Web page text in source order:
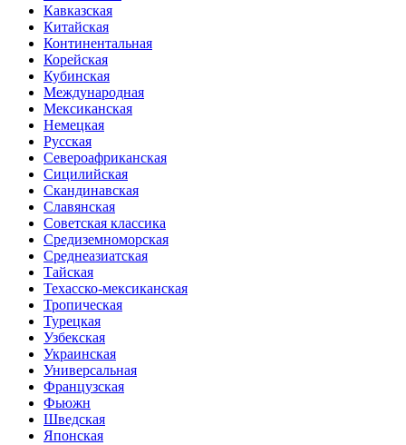
Кавказская
Китайская
Континентальная
Корейская
Кубинская
Международная
Мексиканская
Немецкая
Русская
Североафриканская
Сицилийская
Скандинавская
Славянская
Советская классика
Средиземноморская
Среднеазиатская
Тайская
Техасско-мексиканская
Тропическая
Турецкая
Узбекская
Украинская
Универсальная
Французская
Фьюжн
Шведская
Японская